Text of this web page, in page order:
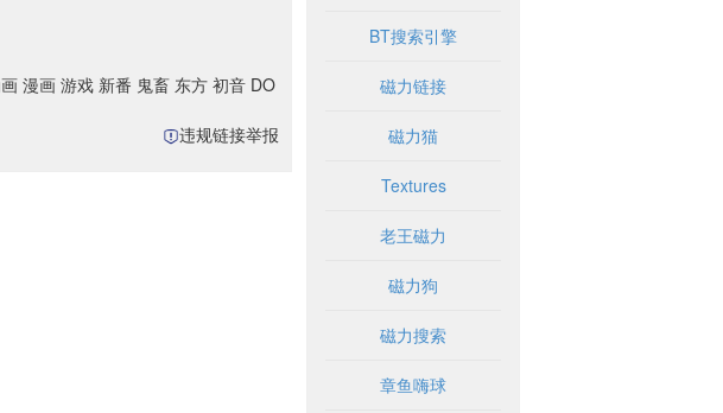
漫画 游戏 新番 鬼畜 东方 初音 DO
违规链接举报
BT搜索引擎
磁力链接
磁力猫
Textures
老王磁力
磁力狗
磁力搜索
章鱼嗨球